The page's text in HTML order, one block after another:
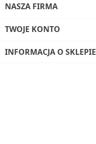
NASZA FIRMA
TWOJE KONTO
INFORMACJA O SKLEPIE